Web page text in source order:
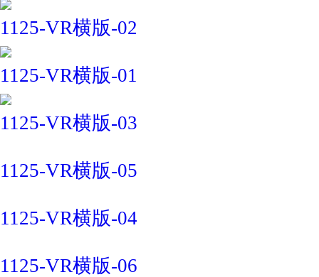
1125-VR横版-02
1125-VR横版-01
1125-VR横版-03
1125-VR横版-05
1125-VR横版-04
1125-VR横版-06